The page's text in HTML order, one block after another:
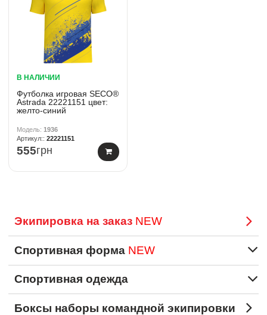
В НАЛИЧИИ
Футболка игровая SECO®
Astrada 22221151 цвет:
желто-синий
1936
22221151
555грн
Экипировка на заказ NEW
Спортивная форма NEW
Спортивная одежда
Боксы наборы командной экипировки